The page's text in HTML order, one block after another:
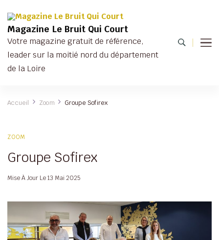
Magazine Le Bruit Qui Court
Votre magazine gratuit de référence,
leader sur la moitié nord du département
de la Loire
Accueil Zoom Groupe Sofirex
ZOOM
Groupe Sofirex
Mise À Jour Le13 Mai 2025